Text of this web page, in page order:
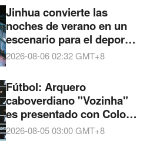
Jinhua convierte las
noches de verano en un
escenario para el deporte
y la vida activa
2026-08-06 02:32GMT+8
Fútbol: Arquero
caboverdiano "Vozinha"
es presentado con Colo
Colo de Chile
2026-08-05 03:00GMT+8